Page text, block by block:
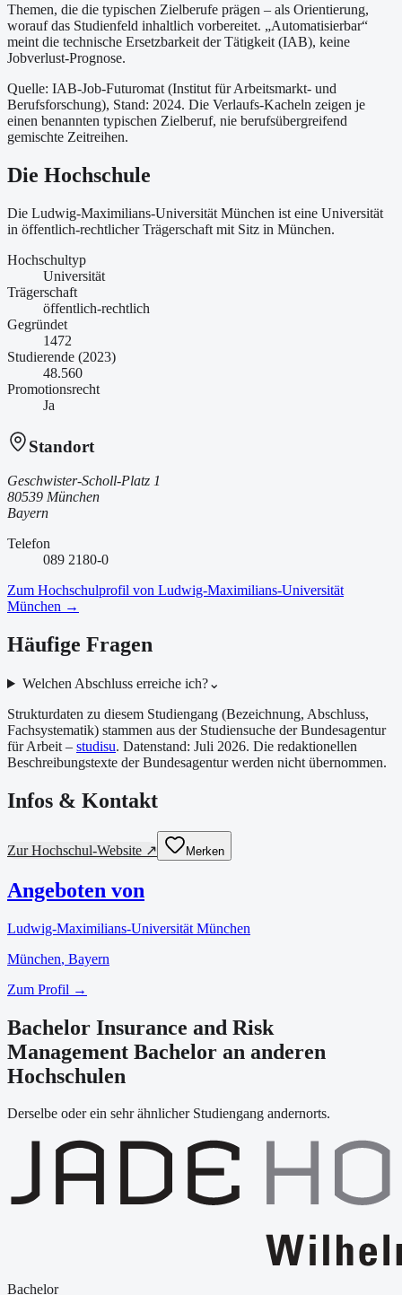
Themen, die die typischen Zielberufe prägen – als Orientierung,
worauf das Studienfeld inhaltlich vorbereitet. „Automatisierbar“
meint die technische Ersetzbarkeit der Tätigkeit (IAB), keine
Jobverlust-Prognose.
Quelle: IAB-Job-Futuromat (Institut für Arbeitsmarkt- und
Berufsforschung), Stand: 2024. Die Verlaufs-Kacheln zeigen je
einen benannten typischen Zielberuf, nie berufsübergreifend
gemischte Zeitreihen.
Die Hochschule
Die Ludwig-Maximilians-Universität München ist eine Universität
in öffentlich-rechtlicher Trägerschaft mit Sitz in München.
Hochschultyp
Universität
Trägerschaft
öffentlich-rechtlich
Gegründet
1472
Studierende (2023)
48.560
Promotionsrecht
Ja
Standort
Geschwister-Scholl-Platz 1
80539 München
Bayern
Telefon
089 2180-0
Zum Hochschulprofil von Ludwig-Maximilians-Universität
München →
Häufige Fragen
Welchen Abschluss erreiche ich?⌄
Strukturdaten zu diesem Studiengang (Bezeichnung, Abschluss,
Fachsystematik) stammen aus der Studiensuche der Bundesagentur
für Arbeit – studisu. Datenstand: Juli 2026. Die redaktionellen
Beschreibungstexte der Bundesagentur werden nicht übernommen.
Infos & Kontakt
Zur Hochschul-Website ↗ Merken
Angeboten von
Ludwig-Maximilians-Universität München
München, Bayern
Zum Profil →
Bachelor Insurance and Risk
Management Bachelor an anderen
Hochschulen
Derselbe oder ein sehr ähnlicher Studiengang andernorts.
Bachelor